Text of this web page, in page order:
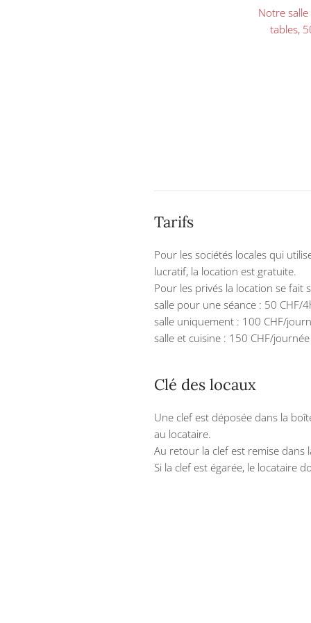
Notre
tables,
Tarifs
Pour les sociétés locales qui
lucratif, la location est gratuite.
Pour les privés la location se fait
salle pour une séance : 50 CHF/
salle uniquement : 100 CHF/
salle et cuisine : 150 CHF/
Clé des locaux
Une clef est déposée dans la
au locataire.
Au retour la clef est remise dans
Si la clef est égarée, le locataire